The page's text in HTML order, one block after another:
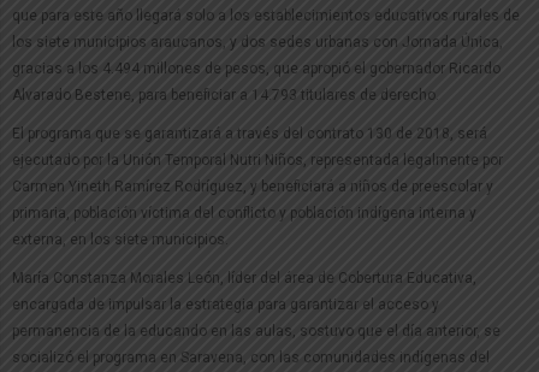
que para este año llegará solo a los establecimientos educativos rurales de
los siete municipios araucanos, y dos sedes urbanas con Jornada Única,
gracias a los 4.494 millones de pesos, que apropió el gobernador Ricardo
Alvarado Bestene, para beneficiar a 14.793 titulares de derecho.
El programa que se garantizará a través del contrato 130 de 2018, será
ejecutado por la Unión Temporal Nutri Niños, representada legalmente por
Carmen Yineth Ramírez Rodríguez, y beneficiará a niños de preescolar y
primaria, población víctima del conflicto y población indígena interna y
externa, en los siete municipios.
María Constanza Morales León, líder del área de Cobertura Educativa,
encargada de impulsar la estrategia para garantizar el acceso y
permanencia de la educando en las aulas, sostuvo que el día anterior, se
socializó el programa en Saravena, con las comunidades indígenas del